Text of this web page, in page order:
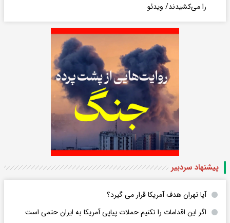
را می‌کشیدند/ ویدئو
پیشنهاد سردبیر
آیا تهران هدف آمریکا قرار می گیرد؟
اگر این اقدامات را نکنیم حملات پیاپی آمریکا به ایران حتمی است